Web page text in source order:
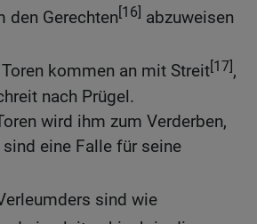
den Gerechten[16] abzuweisen
kommen an mit Streit[17],
nach Prügel.
wird ihm zum Verderben,
eine Falle für seine
sind wie